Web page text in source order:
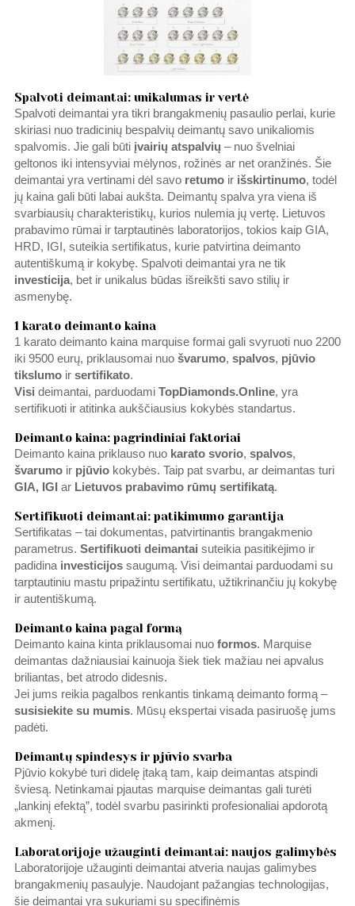
Spalvoti deimantai: unikalumas ir vertė
Spalvoti deimantai yra tikri brangakmenių pasaulio perlai, kurie
skiriasi nuo tradicinių bespalvių deimantų savo unikaliomis
spalvomis. Jie gali būti įvairių atspalvių – nuo švelniai
geltonos iki intensyviai mėlynos, rožinės ar net oranžinės. Šie
deimantai yra vertinami dėl savo retumoir išskirtinumo, todėl
jų kaina gali būti labai aukšta. Deimantų spalva yra viena iš
svarbiausių charakteristikų, kurios nulemia jų vertę. Lietuvos
prabavimo rūmai ir tarptautinės laboratorijos, tokios kaip GIA,
HRD, IGI, suteikia sertifikatus, kurie patvirtina deimanto
autentiškumą ir kokybę. Spalvoti deimantai yra ne tik
investicija, bet ir unikalus būdas išreikšti savo stilių ir
asmenybę.
1 karato deimanto kaina
1 karato deimanto kaina marquise formai gali svyruoti nuo 2200
iki 9500 eurų, priklausomai nuo švarumo, spalvos, pjūvio
tikslumoir sertifikato.
Visi deimantai, parduodami TopDiamonds.Online, yra
sertifikuoti ir atitinka aukščiausius kokybės standartus.
Deimanto kaina: pagrindiniai faktoriai
Deimanto kaina priklauso nuo karato svorio, spalvos,
švarumoir pjūviokokybės. Taip pat svarbu, ar deimantas turi
GIA, IGI ar Lietuvos prabavimo rūmų sertifikatą.
Sertifikuoti deimantai: patikimumo garantija
Sertifikatas – tai dokumentas, patvirtinantis brangakmenio
parametrus. Sertifikuoti deimantai suteikia pasitikėjimo ir
padidina investicijossaugumą. Visi deimantai parduodami su
tarptautiniu mastu pripažintu sertifikatu, užtikrinančiu jų kokybę
ir autentiškumą.
Deimanto kaina pagal formą
Deimanto kaina kinta priklausomai nuo formos. Marquise
deimantas dažniausiai kainuoja šiek tiek mažiau nei apvalus
briliantas, bet atrodo didesnis.
Jei jums reikia pagalbos renkantis tinkamą deimanto formą –
susisiekite su mumis. Mūsų ekspertai visada pasiruošę jums
padėti.
Deimantų spindesys ir pjūvio svarba
Pjūvio kokybė turi didelę įtaką tam, kaip deimantas atspindi
šviesą. Netinkamai pjautas marquise deimantas gali turėti
„lankinį efektą”, todėl svarbu pasirinkti profesionaliai apdorotą
akmenį.
Laboratorijoje užauginti deimantai: naujos galimybės
Laboratorijoje užauginti deimantai atveria naujas galimybes
brangakmenių pasaulyje. Naudojant pažangias technologijas,
šie deimantai yra sukuriami su specifinėmis